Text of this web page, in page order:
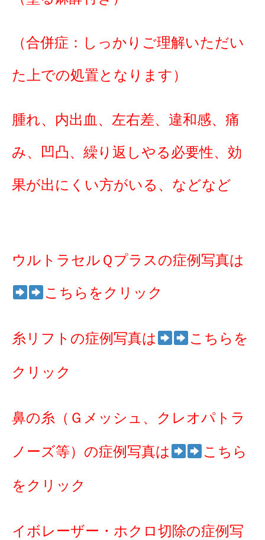
（合併症：しっかりご理解いただい
た上での処置となります）
腫れ、内出血、左右差、違和感、痛
み、凹凸、繰り返しやる必要性、効
果が出にくい方がいる、などなど
ウルトラセルＱプラスの症例写真は
こちらをクリック
糸リフトの症例写真は こちらを
クリック
鼻の糸（Ｇメッシュ、クレオパトラ
ノーズ等）の症例写真は こちら
をクリック
イボレーザー・ホクロ切除の症例写